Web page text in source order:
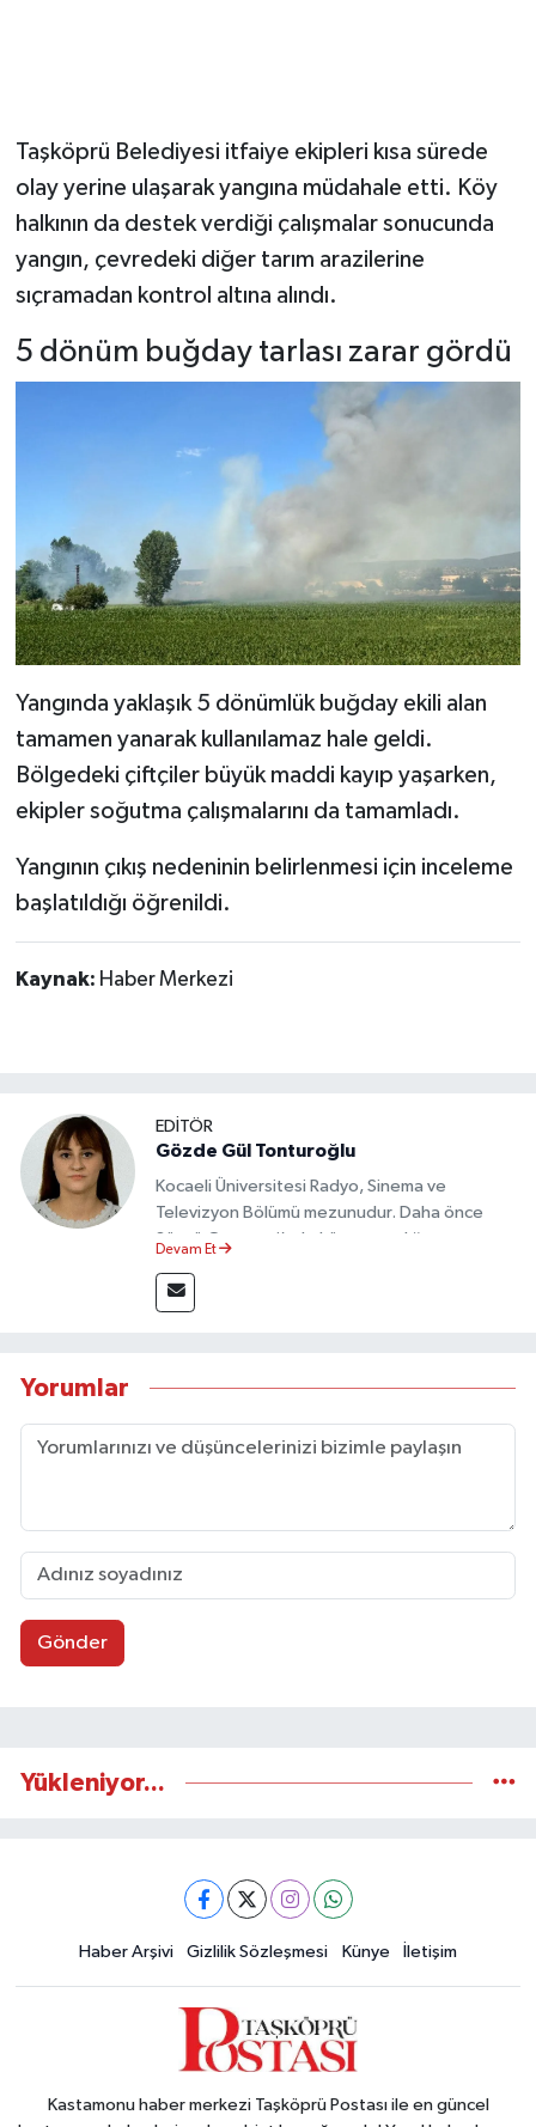
Taşköprü Belediyesi itfaiye ekipleri kısa sürede
olay yerine ulaşarak yangına müdahale etti. Köy
halkının da destek verdiği çalışmalar sonucunda
yangın, çevredeki diğer tarım arazilerine
sıçramadan kontrol altına alındı.
5 dönüm buğday tarlası zarar gördü
Yangında yaklaşık 5 dönümlük buğday ekili alan
tamamen yanarak kullanılamaz hale geldi.
Bölgedeki çiftçiler büyük maddi kayıp yaşarken,
ekipler soğutma çalışmalarını da tamamladı.
Yangının çıkış nedeninin belirlenmesi için inceleme
başlatıldığı öğrenildi.
Kaynak: Haber Merkezi
EDİTÖR
Gözde Gül Tonturoğlu
Kocaeli Üniversitesi Radyo, Sinema ve
Televizyon Bölümü mezunudur. Daha önce
Sözcü Gazetesi’nde köşe yazarlığı yapmış ve
Devam Et
Yorumlar
Gönder
Yükleniyor...
Haber Arşivi Gizlilik Sözleşmesi Künye İletişim
Kastamonu haber merkezi Taşköprü Postası ile en güncel